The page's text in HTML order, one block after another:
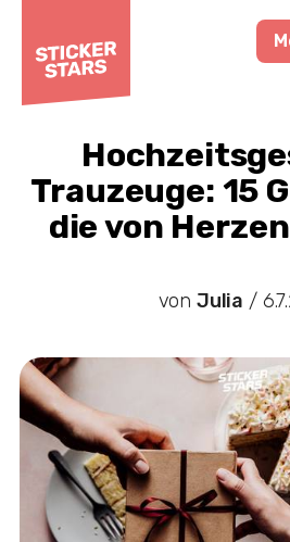
Amateursport
Feuerwehr-
Karneval-
Sonstiges
Trauzeuge: 15
die von
von Julia /